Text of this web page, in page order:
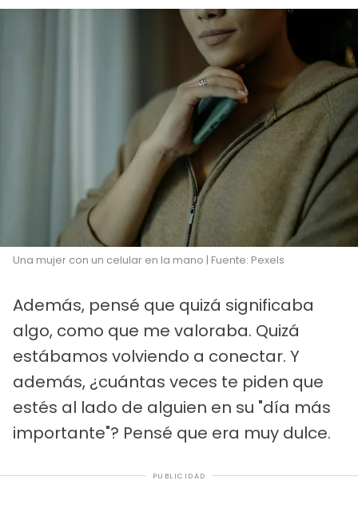
Una mujer con un celular en la mano | Fuente: Pexels
Además, pensé que quizá significaba
algo, como que me valoraba. Quizá
estábamos volviendo a conectar. Y
además, ¿cuántas veces te piden que
estés al lado de alguien en su "día más
importante"? Pensé que era muy dulce.
PUBLICIDAD